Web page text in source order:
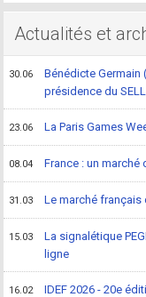
Actualités et
30.06
Bénédicte
présidence du SELL
23.06 La Paris Games
08.04 France : un
31.03 Le marché français
15.03
La signalétique
ligne
16.02
IDEF 2026 - 20e